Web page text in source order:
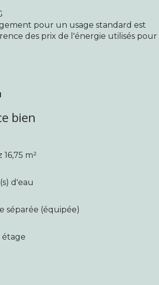
pour un usage standard est
des prix de l'énergie utilisés pour
bien
16,75 m²
d'eau
séparée (équipée)
étage